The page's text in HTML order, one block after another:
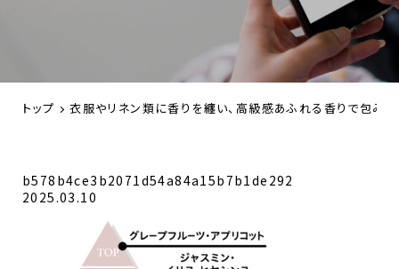
トップ 衣服やリネン類に香りを纏い、高級感あふれる香りで包み
b578b4ce3b2071d54a84a15b7b1de292
2025.03.10